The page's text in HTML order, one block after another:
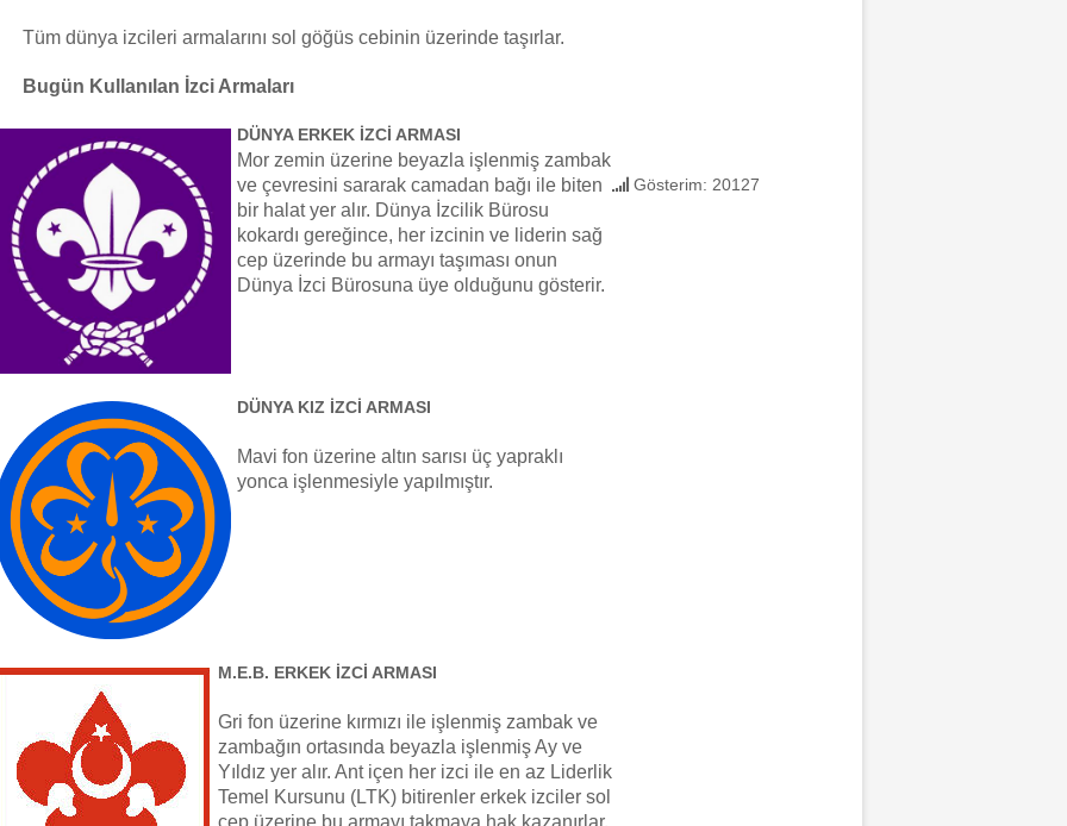
Tüm dünya izcileri armalarını sol göğüs cebinin üzerinde taşırlar.
Bugün Kullanılan İzci Armaları
DÜNYA ERKEK İZCİ ARMASI
Mor zemin üzerine beyazla işlenmiş zambak
ve çevresini sararak camadan bağı ile biten
bir halat yer alır. Dünya İzcilik Bürosu
kokardı gereğince, her izcinin ve liderin sağ
cep üzerinde bu armayı taşıması onun
Dünya İzci Bürosuna üye olduğunu gösterir.
DÜNYA KIZ İZCİ ARMASI
Mavi fon üzerine altın sarısı üç yapraklı
yonca işlenmesiyle yapılmıştır.
M.E.B. ERKEK İZCİ ARMASI
Gri fon üzerine kırmızı ile işlenmiş zambak ve
zambağın ortasında beyazla işlenmiş Ay ve
Yıldız yer alır. Ant içen her izci ile en az Liderlik
Temel Kursunu (LTK) bitirenler erkek izciler sol
cep üzerine bu armayı takmaya hak kazanırlar.
Gösterim: 20127